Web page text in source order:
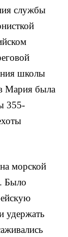
службы
школы
Мария была
355-
морской
Было
удержать